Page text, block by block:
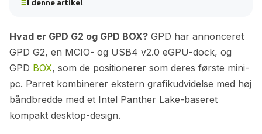
I denne artikel
Hvad er GPD G2 og GPD BOX? GPD har annonceret
GPD G2, en MCIO- og USB4 v2.0 eGPU-dock, og
GPD BOX, som de positionerer som deres første mini-
pc. Parret kombinerer ekstern grafikudvidelse med høj
båndbredde med et Intel Panther Lake-baseret
kompakt desktop-design.